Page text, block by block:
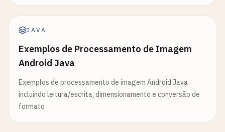
JAVA
Exemplos de Processamento de Imagem
Android Java
Exemplos de processamento de imagem Android Java
incluindo leitura/escrita, dimensionamento e conversão de
formato